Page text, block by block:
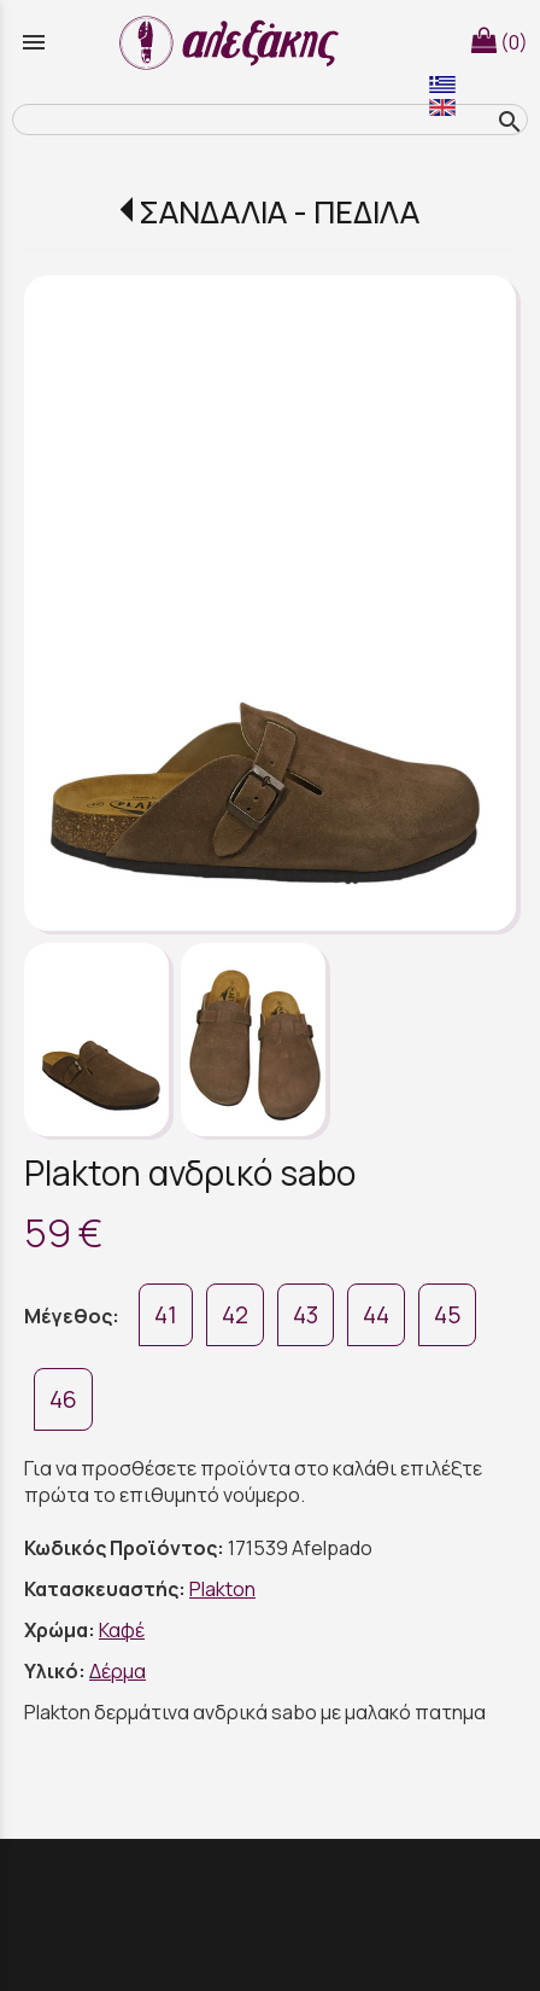
menu (0)
search
ΣΑΝΔΑΛΙΑ - ΠΕΔΙΛΑ
Plakton ανδρικό sabo
59 €
Μέγεθος: 41 42 43 44 45
46
Για να προσθέσετε προϊόντα στο καλάθι επιλέξτε
πρώτα το επιθυμητό νούμερο.
Κωδικός Προϊόντος: 171539 Afelpado
Κατασκευαστής: Plakton
Χρώμα: Καφέ
Υλικό: Δέρμα
Plakton δερμάτινα ανδρικά sabo με μαλακό πατημα